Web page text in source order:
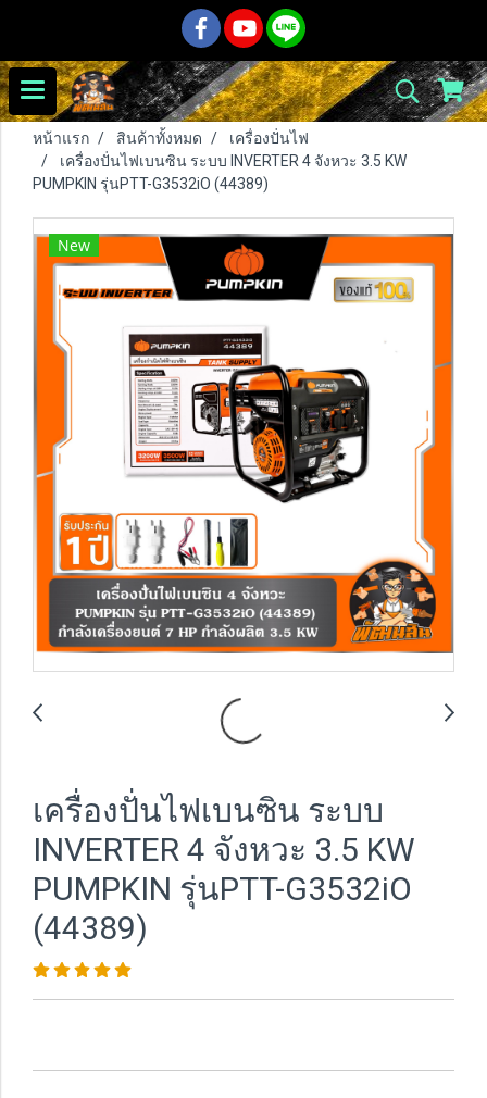
หน้าแรก สินค้าทั้งหมด
เครื่องปั่นไฟ
เครื่องปั่นไฟเบนซิน ระบบ INVERTER 4 จังหวะ 3.5 KW
PUMPKIN รุ่นPTT-G3532iO (44389)
New
เครื่องปั่นไฟเบนซิน ระบบ
INVERTER 4 จังหวะ 3.5 KW
PUMPKIN รุ่นPTT-G3532iO
(44389)